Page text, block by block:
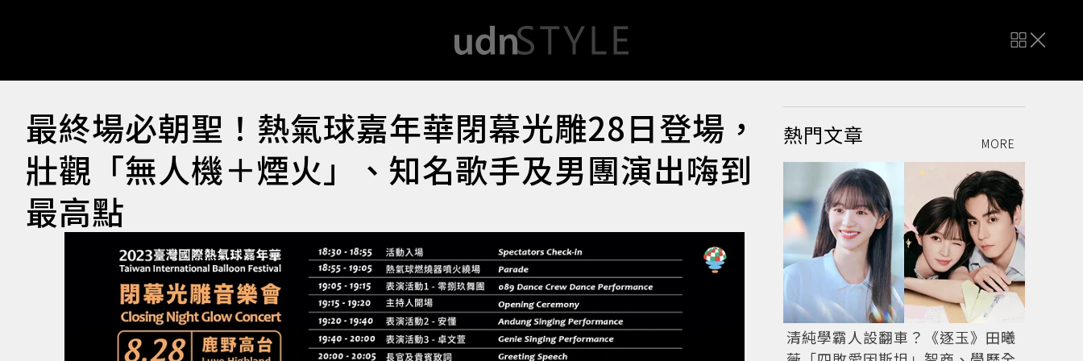
最終場必朝聖！熱氣球嘉年華閉幕光雕28日登場，
壯觀「無人機＋煙火」、知名歌手及男團演出嗨到
最高點
熱門文章 MORE
清純學霸人設翻車？《逐玉》田曦